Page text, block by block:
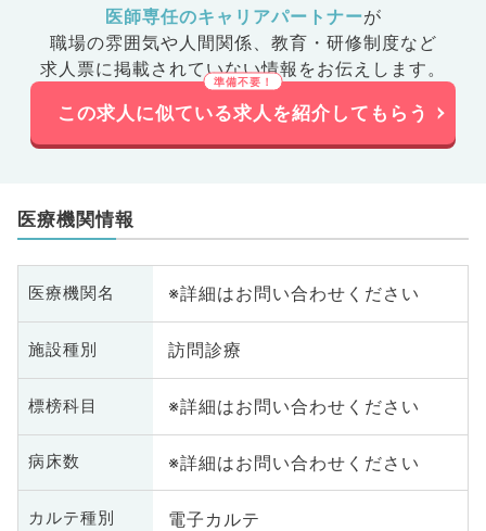
医師専任のキャリアパートナーが
職場の雰囲気や人間関係、 教育・研修制度など
求人票に掲載されていない情報をお伝えします。
この求人に似ている求人を紹介してもらう
医療機関情報
医療機関名 ※詳細はお問い合わせください
施設種別 訪問診療
標榜科目 ※詳細はお問い合わせください
病床数 ※詳細はお問い合わせください
カルテ種別 電子カルテ